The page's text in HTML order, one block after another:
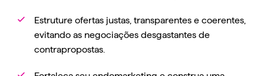
Estruture ofertas justas, transparentes e coerentes,
evitando as negociações desgastantes de
contrapropostas.